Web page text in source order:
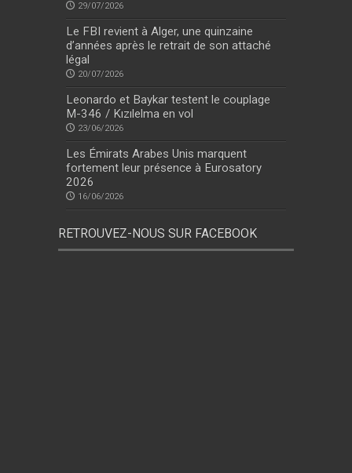
29/07/2026
Le FBI revient à Alger, une quinzaine
d’années après le retrait de son attaché
légal
20/07/2026
Leonardo et Baykar testent le couplage
M-346 / Kızılelma en vol
23/06/2026
Les Émirats Arabes Unis marquent
fortement leur présence à Eurosatory
2026
16/06/2026
RETROUVEZ-NOUS SUR FACEBOOK